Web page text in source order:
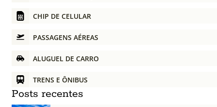
CHIP DE CELULAR
PASSAGENS AÉREAS
ALUGUEL DE CARRO
TRENS E ÔNIBUS
Posts recentes